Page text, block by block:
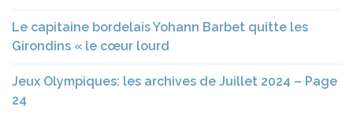
Le capitaine bordelais Yohann Barbet quitte les
Girondins « le cœur lourd
Jeux Olympiques: les archives de Juillet 2024 – Page
24